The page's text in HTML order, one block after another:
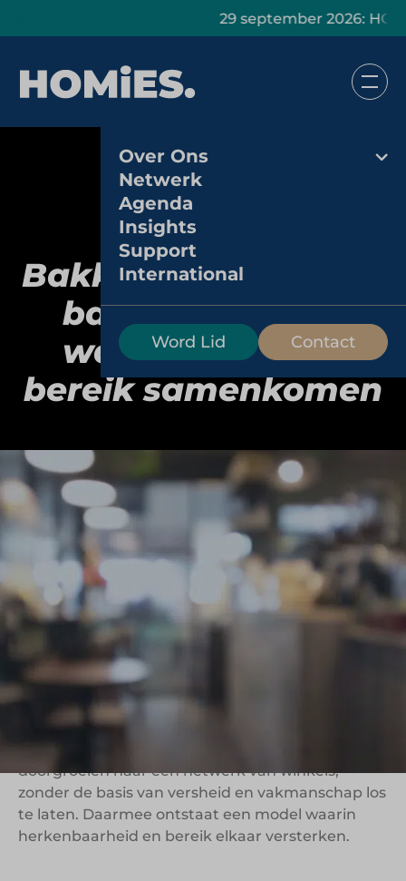
29 september 2026: HOMiES
Over Ons
Netwerk
Agenda
Insights
Support
International
Word Lid Contact
Bakkerij Van Keulen:
bakkerijformule
waar traditie en
bereik samenkomen
Bakkerij Van Keulen is al sinds 1863 actief en heeft
zich ontwikkeld tot een bakkerijorganisatie met
meerdere winkels en een breed assortiment aan
brood, banket en specialiteiten. Vanuit een sterke
traditie wordt dagelijks gewerkt aan verse
producten, waarbij kwaliteit van grondstoffen en
continuïteit in productie centraal staan.
Wat Bakkerij Van Keulen interessant maakt
binnen foodretail en bakery, is de combinatie van
lange historie en schaalontwikkeling. De formule
laat zien hoe een traditionele bakkerij kan
doorgroeien naar een netwerk van winkels,
zonder de basis van versheid en vakmanschap los
te laten. Daarmee ontstaat een model waarin
herkenbaarheid en bereik elkaar versterken.